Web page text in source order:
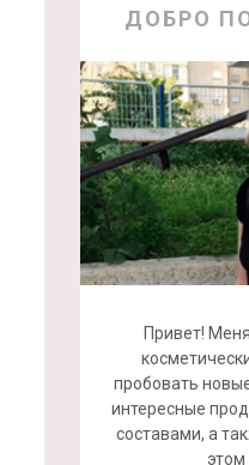
ДОБРО
Привет!
пробовать
интересные
составами, а
этом